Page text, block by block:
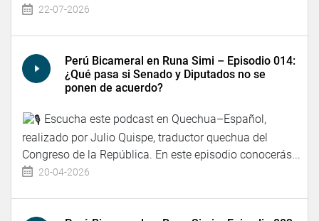
22-07-2026
Perú Bicameral en Runa Simi – Episodio 014:
¿Qué pasa si Senado y Diputados no se
ponen de acuerdo?
Escucha este podcast en Quechua–Español,
realizado por Julio Quispe, traductor quechua del
Congreso de la República. En este episodio conocerás...
20-04-2026